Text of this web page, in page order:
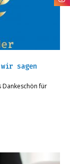
sagen
Dankeschön für